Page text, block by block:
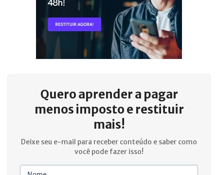
Quero aprender a pagar
menos imposto e restituir
mais!
Deixe seu e-mail para receber conteúdo e saber como
você pode fazer isso!